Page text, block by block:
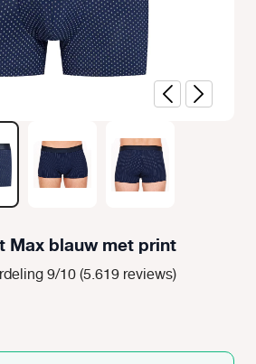
Max blauw met print
9/10 (5.619 reviews)